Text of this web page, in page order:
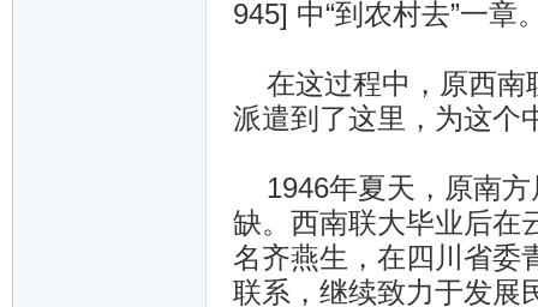
945] 中“到农村去”一章
在这过程中，原西南
派遣到了这里，为这个
1946年夏天，原南方
缺。西南联大毕业后在
名齐燕生，在四川省委
联系，继续致力于发展